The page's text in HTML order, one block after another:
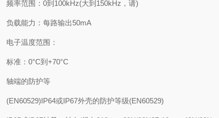
频率范围：0到100kHz(大到150kHz，请)
负载能力：每路输出50mA
电子温度范围：
标准：0°C到+70°C
轴端的防护等
(EN60529)IP64或IP67外壳的防护等级(EN60529)